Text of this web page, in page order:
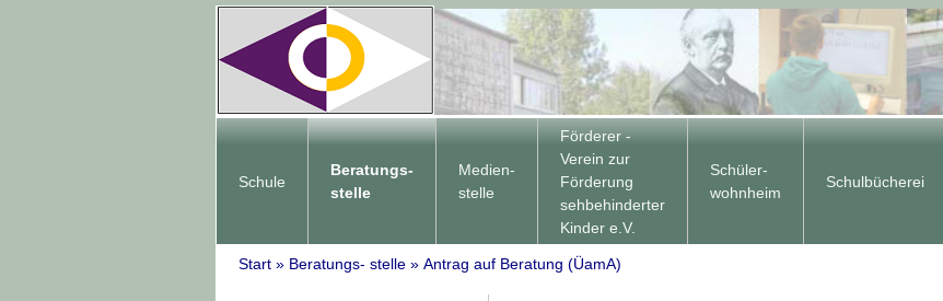
Schule
Beratungs-
stelle
Medien-
stelle
Förderer -
Verein zur
Förderung
sehbehinderter
Kinder e.V.
Schüler-
wohnheim
Schulbücherei
Start» Beratungs- stelle» Antrag auf Beratung (ÜamA)